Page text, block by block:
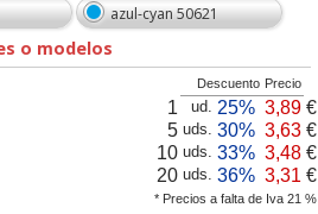
azul-cyan 50621
o modelos
* Precios a falta de Iva 21 %
Descuento Precio
1 ud. 25% 3,89 €
5 uds. 30% 3,63 €
10 uds. 33% 3,48 €
20 uds. 36% 3,31 €
pre
Blister numeros
0,4,6,8,12
desde:1,82 €
2,20 con Iva
Cuadernos Oxford
grapas, Pauta 2.5 mm,
Din A5